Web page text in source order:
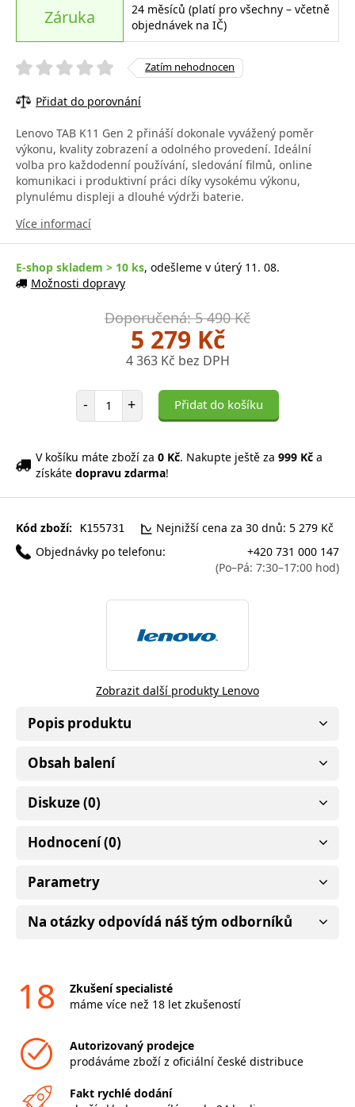
Záruka
24 měsíců (platí pro všechny – včetně
objednávek na IČ)
Zatím nehodnocen
Přidat do porovnání
Lenovo TAB K11 Gen 2 přináší dokonale vyvážený poměr
výkonu, kvality zobrazení a odolného provedení. Ideální
volba pro každodenní používání, sledování filmů, online
komunikaci i produktivní práci díky vysokému výkonu,
plynulému displeji a dlouhé výdrži baterie.
Více informací
E-shop skladem > 10 ks, odešleme v úterý 11. 08.
Možnosti dopravy
Doporučená: 5 490 Kč
5 279 Kč
4 363 Kč bez DPH
- Počet položek
+ Přidat do košíku
V košíku máte zboží za 0 Kč. Nakupte ještě za 999 Kč a
získáte dopravu zdarma!
Kód zboží: K155731
Nejnižší cena za 30 dnů: 5 279 Kč
Objednávky po telefonu:
+420 731 000 147
(Po–Pá: 7:30–17:00 hod)
Zobrazit další produkty Lenovo
Popis produktu
Obsah balení
Diskuze (0)
Hodnocení (0)
Parametry
Na otázky odpovídá náš tým odborníků
18
Zkušení specialisté
máme více než 18 let zkušeností
Autorizovaný prodejce
prodáváme zboží z oficiální české distribuce
Fakt rychlé dodání